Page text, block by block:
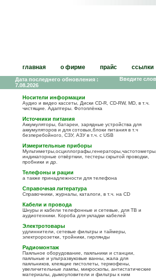
главная о фирме прайс ссылки
Дата последнего обновления :
7.08.2026
Введите
Носители информации
Аудио и видео кассеты, Диски CD-R, CD-RW, MD, в т.ч.
чистящие. Адаптеры. Фотоплёнка
Источники питания
Аккумуляторы, батареи, зарядные устройства для
аккумуляторов и для сотовых,блоки питания в т.ч
безперебойного, СЗУ, АЗУ в т.ч. с USB
Измерительные приборы
Мультиметры,осциллографы,генераторы,частотометры,
индикаторные отвёрткии, тестеры скрытой проводки,
пробники и др.
Телефоны и рации
а также принадлежности для телефона
Справочная литература
Справочники, журналы, каталоги, в т.ч. на CD
Кабели и провода
Шнуры и кабели телефонные и сетевые, для ТВ и
аудиотехники. Короба для укладки кабелей
Электротовары
удлиннители, сетевые фильтры и таймеры,
электророзетки, тройники, гирлянды
Радиомонтаж
Паяльное оборудование, паяльники и станции,
паяльные и ультразвуковые ванны, жала для
паяльников, клеящие пистолеты, термофены,
увеличительные лампы, микроскопы, антистатические
материалы, дымоуловители и фильтры к ним